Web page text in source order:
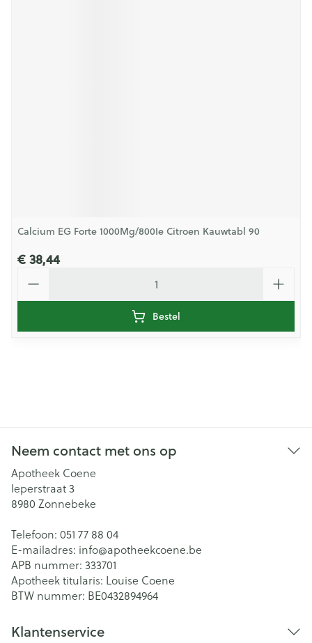
Calcium EG Forte 1000Mg/800Ie Citroen Kauwtabl 90
€ 38,44
Bestel
Neem contact met ons op
Apotheek Coene
Ieperstraat 3
8980 Zonnebeke
Telefoon: 051 77 88 04
E-mailadres: info@apotheekcoene.be
APB nummer: 333701
Apotheek titularis: Louise Coene
BTW nummer: BE0432894964
Klantenservice